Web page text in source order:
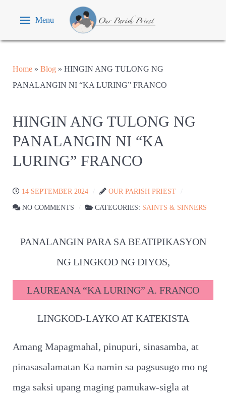
Menu
Home » Blog » HINGIN ANG TULONG NG
PANALANGIN NI “KA LURING” FRANCO
HINGIN ANG TULONG NG
PANALANGIN NI “KA
LURING” FRANCO
14 SEPTEMBER 2024 OUR PARISH PRIEST
NO COMMENTS CATEGORIES: SAINTS & SINNERS
PANALANGIN PARA SA BEATIPIKASYON
NG LINGKOD NG DIYOS,
LAUREANA “KA LURING” A. FRANCO
LINGKOD-LAYKO AT KATEKISTA
Amang Mapagmahal, pinupuri, sinasamba, at
pinasasalamatan Ka namin sa pagsusugo mo ng
mga saksi upang maging pamukaw-sigla at